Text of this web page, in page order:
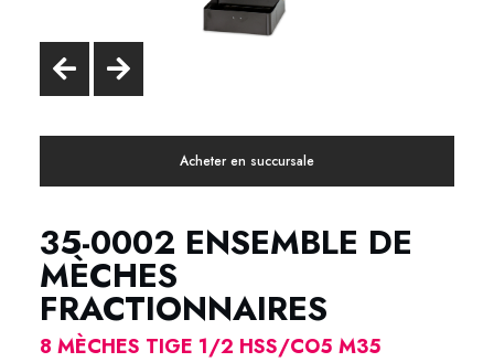
Acheter en succursale
35-0002 ENSEMBLE DE
MÈCHES
FRACTIONNAIRES
8 MÈCHES TIGE 1/2 HSS/CO5 M35